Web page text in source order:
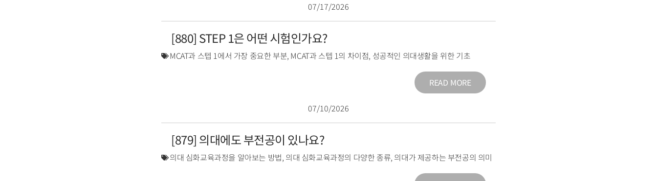
07/17/2026
[880] STEP 1은 어떤 시험인가요?
MCAT과 스텝 1에서 가장 중요한 부분, MCAT과 스텝 1의 차이점, 성공적인 의대생활을 위한 기초
READ MORE
07/10/2026
[879] 의대에도 부전공이 있나요?
의대 심화교육과정을 알아보는 방법, 의대 심화교육과정의 다양한 종류, 의대가 제공하는 부전공의 의미